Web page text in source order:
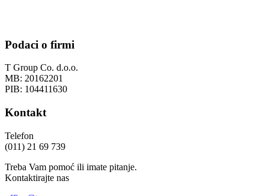
Podaci o firmi
T Group Co. d.o.o.
MB: 20162201
PIB: 104411630
Kontakt
Telefon
(011) 21 69 739
Treba Vam pomoć ili imate pitanje.
Kontaktirajte nas